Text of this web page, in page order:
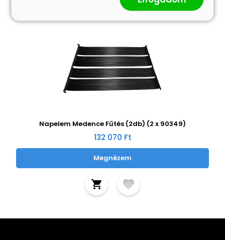
Napelem Medence Fűtés (2db) (2 x 90349)
132 070 Ft
Megnézem